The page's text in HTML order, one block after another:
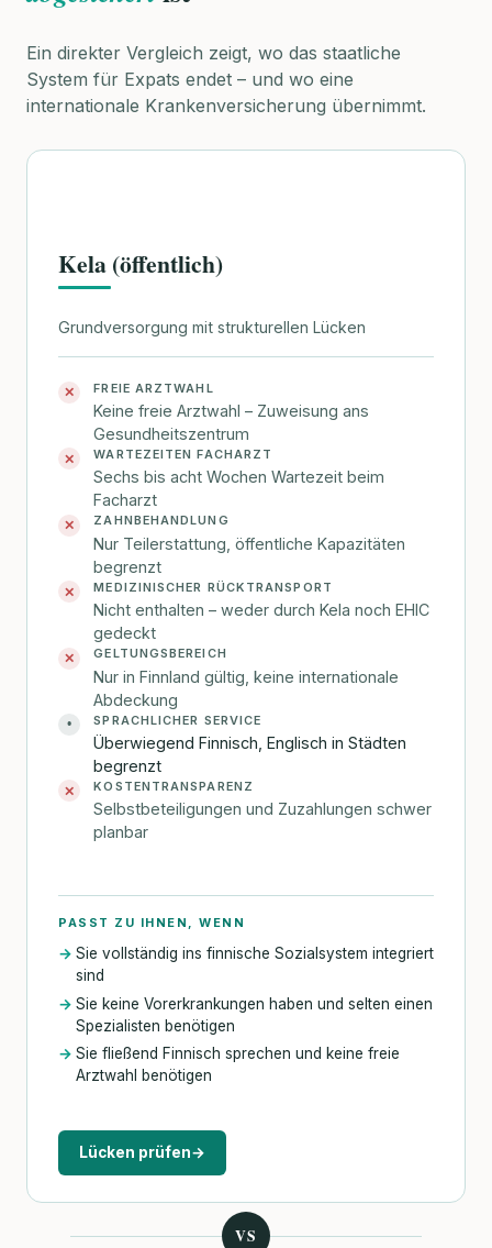
Ein direkter Vergleich zeigt, wo das staatliche
System für Expats endet – und wo eine
internationale Krankenversicherung übernimmt.
Kela (öffentlich)
Grundversorgung mit strukturellen Lücken
✕ FREIE ARZTWAHL
Keine freie Arztwahl – Zuweisung ans
Gesundheitszentrum
✕ WARTEZEITEN FACHARZT
Sechs bis acht Wochen Wartezeit beim
Facharzt
✕ ZAHNBEHANDLUNG
Nur Teilerstattung, öffentliche Kapazitäten
begrenzt
✕ MEDIZINISCHER RÜCKTRANSPORT
Nicht enthalten – weder durch Kela noch EHIC
gedeckt
✕ GELTUNGSBEREICH
Nur in Finnland gültig, keine internationale
Abdeckung
• SPRACHLICHER SERVICE
Überwiegend Finnisch, Englisch in Städten
begrenzt
✕ KOSTENTRANSPARENZ
Selbstbeteiligungen und Zuzahlungen schwer
planbar
PASST ZU IHNEN, WENN
Sie vollständig ins finnische Sozialsystem integriert
sind
Sie keine Vorerkrankungen haben und selten einen
Spezialisten benötigen
Sie fließend Finnisch sprechen und keine freie
Arztwahl benötigen
Lücken prüfen→
VS